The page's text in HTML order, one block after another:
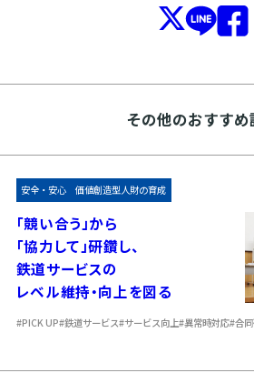
その他のおすすめ
安全・安心 価値創造型人財の育成
「競い合う」から
「協力して」研鑽し、
鉄道サービスの
レベル維持・向上を図る
#PICK UP#鉄道サービス#サービス向上#異常時対応#合